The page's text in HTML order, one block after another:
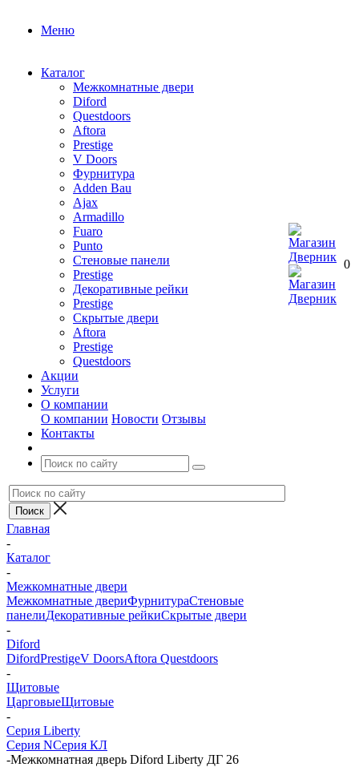
Меню
Каталог
Межкомнатные двери
Diford
Questdoors
Aftora
Prestige
V Doors
Фурнитура
Adden Bau
Ajax
Armadillo
Fuaro
Punto
Стеновые панели
Prestige
Декоративные рейки
Prestige
Скрытые двери
Aftora
Prestige
Questdoors
Акции
Услуги
О компании
О компании Новости Отзывы
Контакты
0
Главная
-
Каталог
-
Межкомнатные двери
Межкомнатные двериФурнитураСтеновые
панелиДекоративные рейкиСкрытые двери
-
Diford
DifordPrestigeV DoorsAftora Questdoors
-
Щитовые
ЦарговыеЩитовые
-
Серия Liberty
Серия NСерия КЛ
-Межкомнатная дверь Diford Liberty ДГ 26